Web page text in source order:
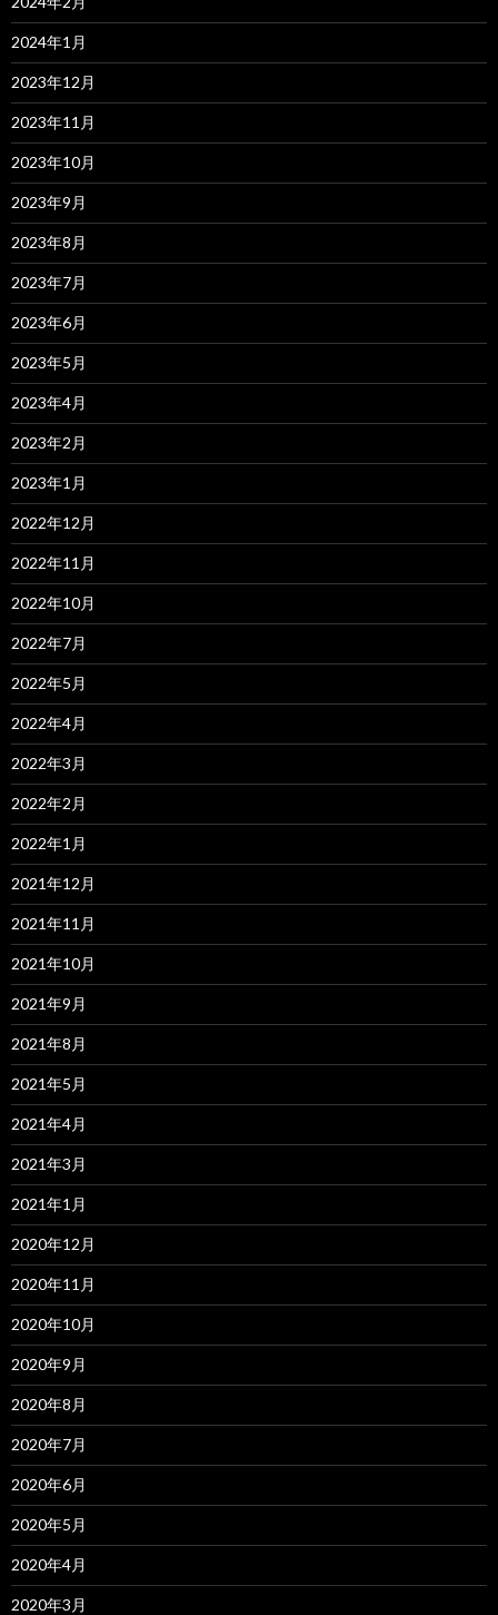
2024年1月
2023年12月
2023年11月
2023年10月
2023年9月
2023年8月
2023年7月
2023年6月
2023年5月
2023年4月
2023年2月
2023年1月
2022年12月
2022年11月
2022年10月
2022年7月
2022年5月
2022年4月
2022年3月
2022年2月
2022年1月
2021年12月
2021年11月
2021年10月
2021年9月
2021年8月
2021年5月
2021年4月
2021年3月
2021年1月
2020年12月
2020年11月
2020年10月
2020年9月
2020年8月
2020年7月
2020年6月
2020年5月
2020年4月
2020年3月